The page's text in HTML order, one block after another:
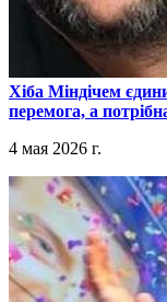
​Хіба Міндічем
перемога, а
4 мая 2026 г.